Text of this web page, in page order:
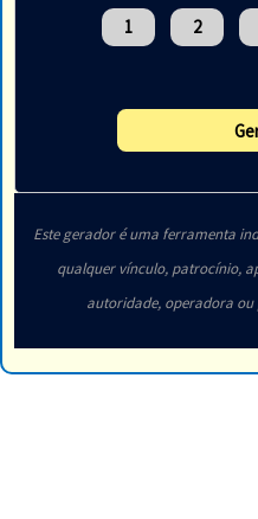
1
2
Este gerador é uma ferramenta
qualquer vínculo, patrocínio,
autoridade, operadora